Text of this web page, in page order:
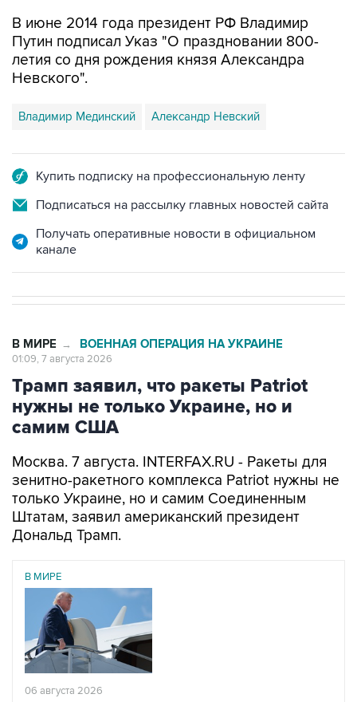
В июне 2014 года президент РФ Владимир
Путин подписал Указ "О праздновании 800-
летия со дня рождения князя Александра
Невского".
Владимир Мединский Александр Невский
Купить подписку на профессиональную ленту
Подписаться на рассылку главных новостей сайта
Получать оперативные новости в официальном
канале
В МИРЕ → ВОЕННАЯ ОПЕРАЦИЯ НА УКРАИНЕ
01:09, 7 августа 2026
Трамп заявил, что ракеты Patriot
нужны не только Украине, но и
самим США
Москва. 7 августа. INTERFAX.RU - Ракеты для
зенитно-ракетного комплекса Patriot нужны не
только Украине, но и самим Соединенным
Штатам, заявил американский президент
Дональд Трамп.
В МИРЕ
06 августа 2026